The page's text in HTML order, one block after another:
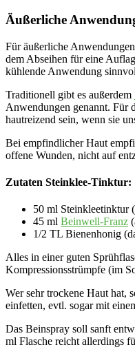
Äußerliche
Für äußerliche
dem Abseihen für eine
kühlende Anwendung
Traditionell gibt es außerdem
Anwendungen genannt. Für
hautreizend sein, wenn sie
Bei empfindlicher Haut
offene Wunden, nicht auf
Zutaten Steinklee-Tinktur:
50 ml Steinkleetinktur
45 ml Beinwell-Franz
1/2 TL Bienenhonig
Alles in einer guten
Kompressionsstrümpfe (im
Wer sehr trockene Haut hat,
einfetten, evtl. sogar mit
Das Beinspray soll sanft
ml Flasche reicht allerdings